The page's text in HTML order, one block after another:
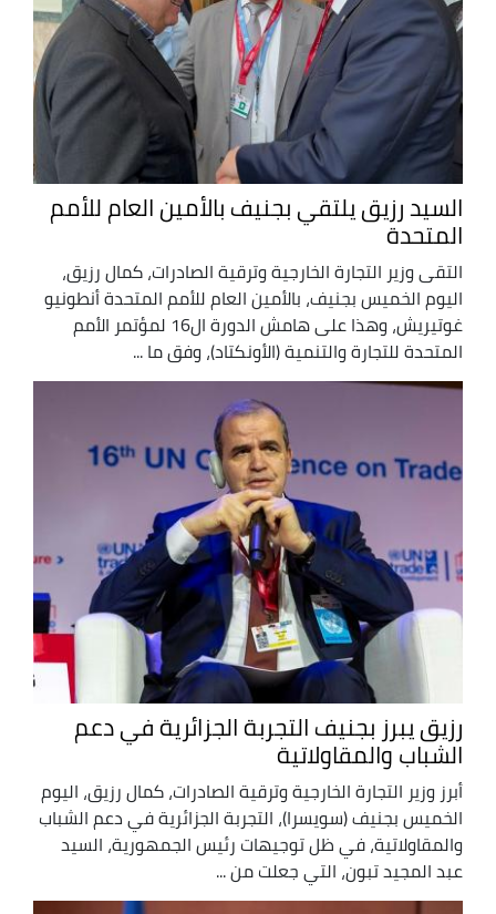
السيد رزيق يلتقي بجنيف بالأمين العام للأمم
المتحدة
التقى وزير التجارة الخارجية وترقية الصادرات، كمال رزيق،
اليوم الخميس بجنيف، بالأمين العام للأمم المتحدة أنطونيو
غوتيريش، وهذا على هامش الدورة ال16 لمؤتمر الأمم
المتحدة للتجارة والتنمية (الأونكتاد)، وفق ما ...
رزيق يبرز بجنيف التجربة الجزائرية في دعم
الشباب والمقاولاتية
أبرز وزير التجارة الخارجية وترقية الصادرات، كمال رزيق، اليوم
الخميس بجنيف (سويسرا)، التجربة الجزائرية في دعم الشباب
والمقاولاتية، في ظل توجيهات رئيس الجمهورية، السيد
عبد المجيد تبون، التي جعلت من ...